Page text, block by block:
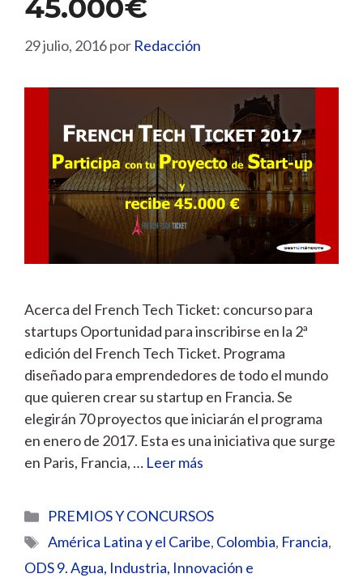
45.000€
29 julio, 2016por Redacción
Acerca del French Tech Ticket: concurso para
startups Oportunidad para inscribirse en la 2ª
edición del French Tech Ticket. Programa
diseñado para emprendedores de todo el mundo
que quieren crear su startup en Francia. Se
elegirán 70 proyectos que iniciarán el programa
en enero de 2017. Esta es una iniciativa que surge
en Paris, Francia, … Leer más
Categorías
PREMIOS Y CONCURSOS
Etiquetas
América Latina y el Caribe, Colombia, Francia,
ODS 9. Agua, Industria, Innovación e